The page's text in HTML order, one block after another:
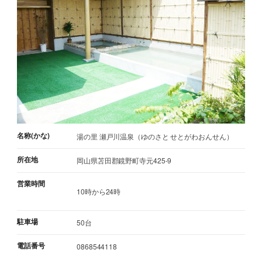
名称(かな) 湯の里 瀬戸川温泉（ゆのさと せとがわおんせん）
所在地 岡山県苫田郡鏡野町寺元425-9
営業時間
10時から24時
駐車場 50台
電話番号 0868544118